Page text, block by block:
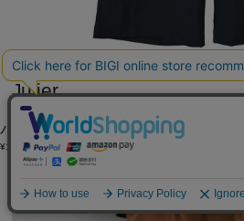
Julier
パンツ(ぱんつ) /
¥14,630
30%OFF
SALE